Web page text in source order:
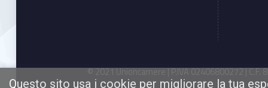
© 2021 Unioncamere | P.IVA 02406800272 | C.F.
Questo sito usa i cookie per migliorare la tua